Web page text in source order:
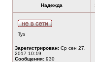
Надежда
Туз
Зарегистрирован: Ср сен 27,
2017 10:19
Сообщения: 930